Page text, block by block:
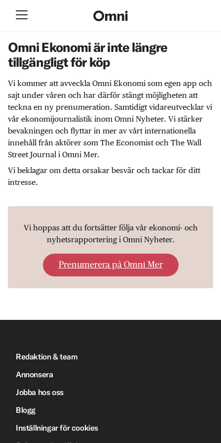
Omni Ekonomi är inte längre
tillgängligt för köp
Vi kommer att avveckla Omni Ekonomi som egen app och
sajt under våren och har därför stängt möjligheten att
teckna en ny prenumeration. Samtidigt vidareutvecklar vi
vår ekonomijournalistik inom Omni Nyheter. Vi stärker
bevakningen och flyttar in mer av vårt internationella
innehåll från aktörer som The Economist och The Wall
Street Journal i Omni Mer.
Vi beklagar om detta orsakar besvär och tackar för ditt
intresse.
Vi hoppas att du fortsätter följa vår ekonomi- och
nyhetsrapportering i Omni Nyheter.
Prenumerera på Omni Mer
Redaktion & team
Annonsera
Jobba hos oss
Blogg
Inställningar för cookies